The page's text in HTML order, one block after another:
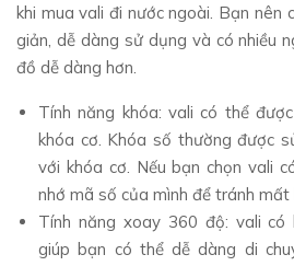
khi mua vali đi nước ngoài. Bạn nên
giản, dễ dàng sử dụng và có nhiều
đồ dễ dàng hơn.
Tính năng khóa: vali có thể
khóa cơ. Khóa số thường được
với khóa cơ. Nếu bạn chọn vali
nhớ mã số của mình để tránh mất
Tính năng xoay 360 độ: vali
giúp bạn có thể dễ dàng di